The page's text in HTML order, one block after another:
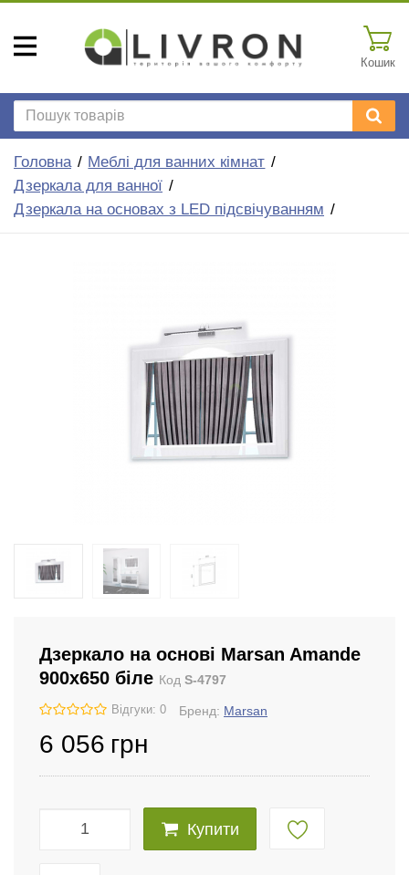
Кошик
Головна
Меблі для ванних кімнат
Дзеркала для ванної
Дзеркала на основах з LED підсвічуванням
Дзеркало на основі Marsan Amande
900x650 біле Код S-4797
Відгуки: 0 Бренд: Marsan
6 056 грн
Купити